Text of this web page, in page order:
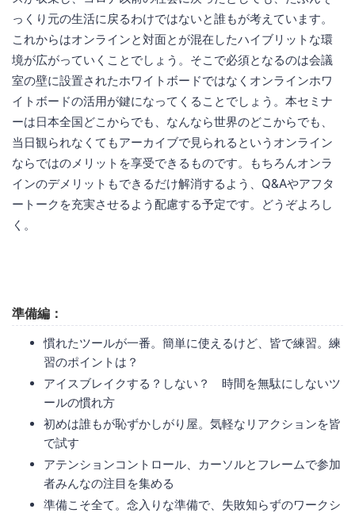
っくり元の生活に戻るわけではないと誰もが考えています。
これからはオンラインと対面とが混在したハイブリットな環
境が広がっていくことでしょう。そこで必須となるのは会議
室の壁に設置されたホワイトボードではなくオンラインホワ
イトボードの活用が鍵になってくることでしょう。本セミナ
ーは日本全国どこからでも、なんなら世界のどこからでも、
当日観られなくてもアーカイブで見られるというオンライン
ならではのメリットを享受できるものです。もちろんオンラ
インのデメリットもできるだけ解消するよう、Q&Aやアフタ
ートークを充実させるよう配慮する予定です。どうぞよろし
く。
準備編：
慣れたツールが一番。簡単に使えるけど、皆で練習。練
習のポイントは？
アイスブレイクする？しない？ 時間を無駄にしないツ
ールの慣れ方
初めは誰もが恥ずかしがり屋。気軽なリアクションを皆
で試す
アテンションコントロール、カーソルとフレームで参加
者みんなの注目を集める
準備こそ全て。念入りな準備で、失敗知らずのワークシ